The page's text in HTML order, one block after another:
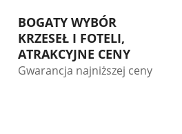
BOGATY WYBÓR
KRZESEŁ I FOTELI,
ATRAKCYJNE CENY
Gwarancja najniższej ceny